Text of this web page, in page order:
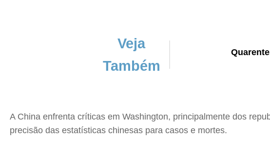
Veja
Também
A China enfrenta críticas em Washington, principalmente dos
precisão das estatísticas chinesas para casos e mortes.